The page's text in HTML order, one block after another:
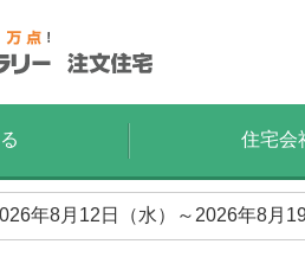
住宅会
年8月12日（水）～2026年8月